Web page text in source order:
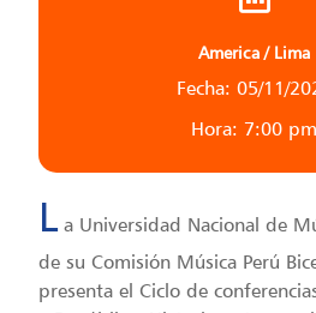
America / Lima
Fecha: 05/11/
Hora: 7:00 pm
L a Universidad Nacional de
de su Comisión Música Perú
presenta el Ciclo de